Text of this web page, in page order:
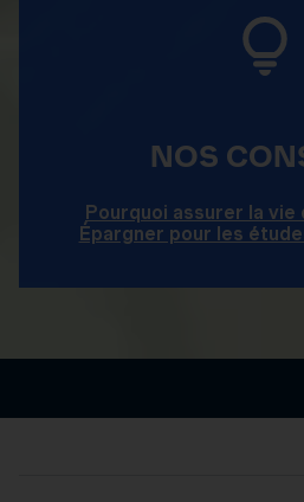
NOS
Pourquoi assurer la vie
Épargner pour les